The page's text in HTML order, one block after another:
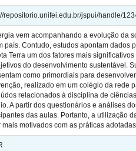
repositorio.unifei.edu.br/jspui/handle/
vem acompanhando a evolução da
país. Contudo, estudos apontam dados
Terra um dos fatores mais
do desenvolvimento sustentável.
como primordiais para
realizado em um colégio da rede
relacionados à disciplina de
A partir dos questionários e análises
das aulas. Portanto, a utilização
mais motivados com as práticas